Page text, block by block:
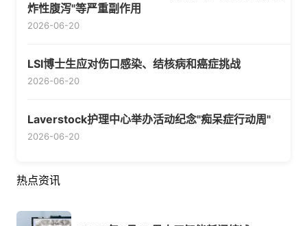
炸性腹泻"等严重副作用
2026-06-20
LSI博士生应对伤口感染、结核病和癌症挑战
2026-06-20
Laverstock护理中心举办活动纪念"痴呆症行动周"
2026-06-20
热点资讯